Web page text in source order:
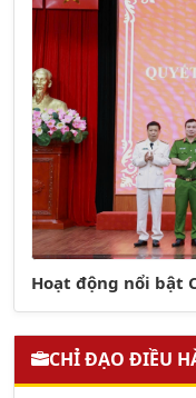
Hoạt động nổi bật
CHỈ ĐẠO ĐIỀU